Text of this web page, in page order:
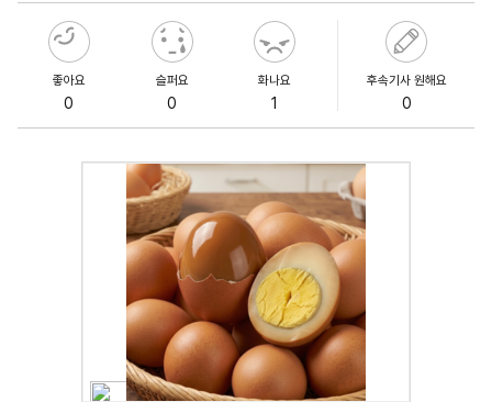
좋아요
0
슬퍼요
0
화나요
1
후속기사 원해요
0